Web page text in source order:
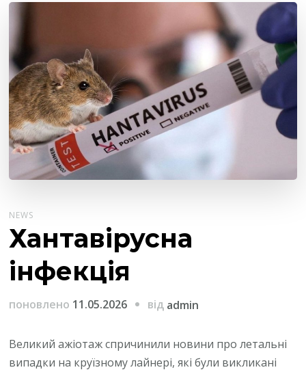
NEWS
Хантавірусна
інфекція
поновлено 11.05.2026 від admin
Великий ажіотаж спричинили новини про летальні
випадки на круїзному лайнері, які були викликані